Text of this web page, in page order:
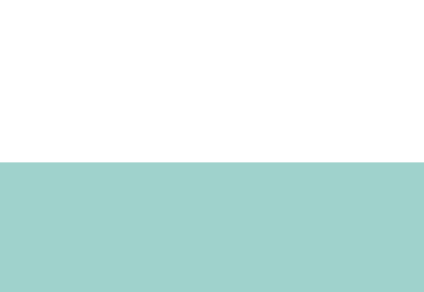
18° compatible